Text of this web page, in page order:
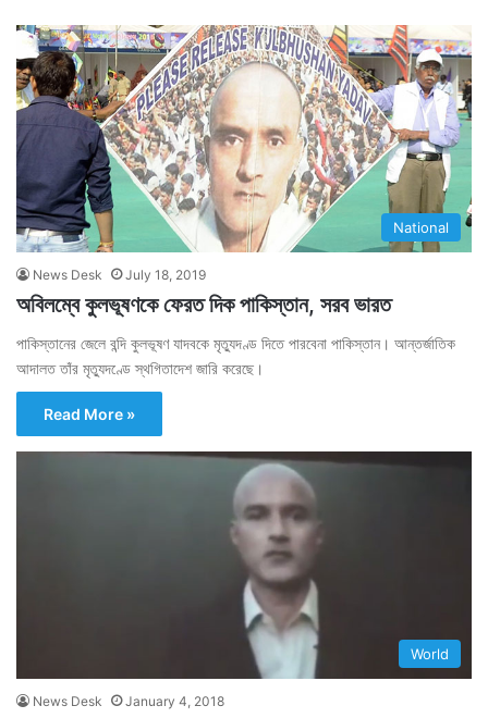
National
News Desk July 18, 2019
অবিলম্বে কুলভূষণকে ফেরত দিক পাকিস্তান, সরব ভারত
পাকিস্তানের জেলে বন্দি কুলভূষণ যাদবকে মৃত্যুদণ্ড দিতে পারবেনা পাকিস্তান। আন্তর্জাতিক
আদালত তাঁর মৃত্যুদণ্ডে স্থগিতাদেশ জারি করেছে।
Read More »
World
News Desk January 4, 2018